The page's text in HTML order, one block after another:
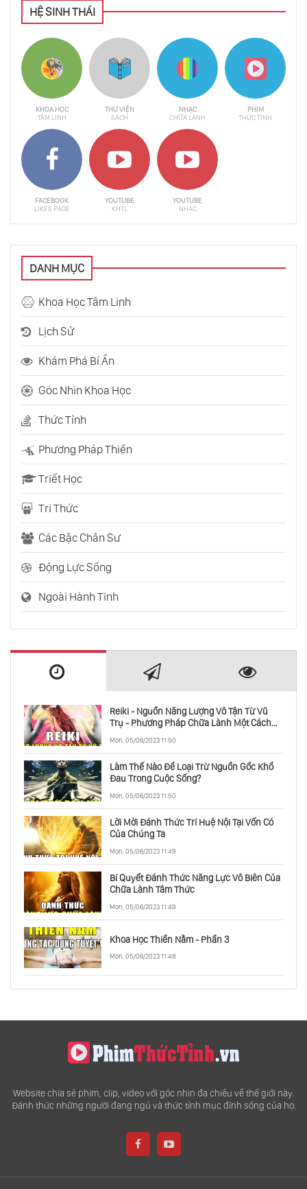
HỆ SINH THÁI
KHOA HỌC
TÂM LINH
THƯ VIỆN
SÁCH
NHẠC
CHỮA LÀNH
PHIM
THỨC TỈNH
FACEBOOK
LIKES PAGE
YOUTUBE
KHTL
YOUTUBE
NHẠC
DANH MỤC
Khoa Học Tâm Linh
Lịch Sử
Khám Phá Bí Ẩn
Góc Nhìn Khoa Học
Thức Tỉnh
Phương Pháp Thiền
Triết Học
Tri Thức
Các Bậc Chân Sư
Động Lực Sống
Ngoài Hành Tinh
Reiki - Nguồn Năng Lượng Vô Tận Từ Vũ
Trụ - Phương Pháp Chữa Lành Một Cách
Mon, 05/06/2023 11:50
Làm Thế Nào Để Loại Trừ Nguồn Gốc Khổ
Đau Trong Cuộc Sống?
Mon, 05/06/2023 11:50
Lời Mời Đánh Thức Trí Huệ Nội Tại Vốn Có
Của Chúng Ta
Mon, 05/06/2023 11:49
Bí Quyết Đánh Thức Năng Lực Vô Biên Của
Chữa Lành Tâm Thức
Mon, 05/06/2023 11:49
Khoa Học Thiền Nằm - Phần 3
Mon, 05/06/2023 11:48
Website chia sẻ phim, clip, video với góc nhìn đa chiều về thế giới này.
Đánh thức những người đang ngủ và thức tỉnh mục đính sống của họ.